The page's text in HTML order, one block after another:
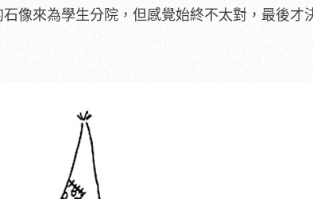
像來為學生分院，但感覺始終不太對，最後才